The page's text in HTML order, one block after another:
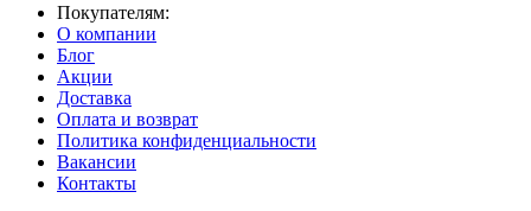
Покупателям:
О компании
Блог
Акции
Доставка
Оплата и возврат
Политика конфиденциальности
Вакансии
Контакты